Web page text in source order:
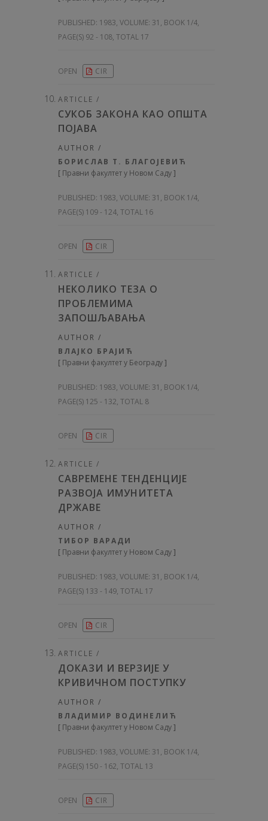
PUBLISHED: 1983, VOLUME: 31 , BOOK 1/4,
PAGE(S) 92 - 108, TOTAL 17
OPEN CIR
ARTICLE /
СУКОБ ЗАКОНА КАО ОПШТА
ПОЈАВА
AUTHOR /
БОРИСЛАВ Т. БЛАГОЈЕВИЋ
[ Правни факултет у Новом Саду]
PUBLISHED: 1983, VOLUME: 31 , BOOK 1/4,
PAGE(S) 109 - 124, TOTAL 16
OPEN CIR
ARTICLE /
НЕКОЛИКО ТЕЗА О
ПРОБЛЕМИМА
ЗАПОШЉАВАЊА
AUTHOR /
ВЛАЈКО БРАЈИЋ
[ Правни факултет у Београду]
PUBLISHED: 1983, VOLUME: 31 , BOOK 1/4,
PAGE(S) 125 - 132, TOTAL 8
OPEN CIR
ARTICLE /
САВРЕМЕНЕ ТЕНДЕНЦИЈЕ
РАЗВОЈА ИМУНИТЕТА
ДРЖАВЕ
AUTHOR /
ТИБОР ВАРАДИ
[ Правни факултет у Новом Саду]
PUBLISHED: 1983, VOLUME: 31 , BOOK 1/4,
PAGE(S) 133 - 149, TOTAL 17
OPEN CIR
ARTICLE /
ДОКАЗИ И ВЕРЗИЈЕ У
КРИВИЧНОМ ПОСТУПКУ
AUTHOR /
ВЛАДИМИР ВОДИНЕЛИЋ
[ Правни факултет у Новом Саду]
PUBLISHED: 1983, VOLUME: 31 , BOOK 1/4,
PAGE(S) 150 - 162, TOTAL 13
OPEN CIR